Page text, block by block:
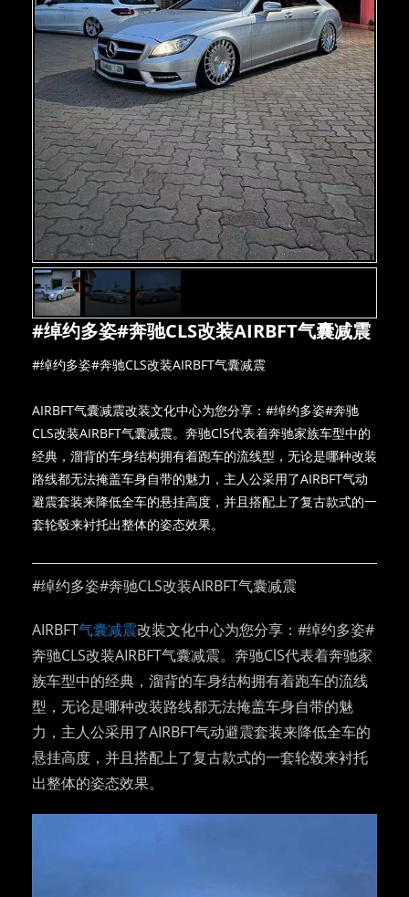
#绰约多姿#奔驰CLS改装AIRBFT气囊减震
#绰约多姿#奔驰CLS改装AIRBFT气囊减震
AIRBFT气囊减震改装文化中心为您分享：#绰约多姿#奔驰
CLS改装AIRBFT气囊减震。奔驰ClS代表着奔驰家族车型中的
经典，溜背的车身结构拥有着跑车的流线型，无论是哪种改装
路线都无法掩盖车身自带的魅力，主人公采用了AIRBFT气动
避震套装来降低全车的悬挂高度，并且搭配上了复古款式的一
套轮毂来衬托出整体的姿态效果。
#绰约多姿#奔驰CLS改装AIRBFT气囊减震
AIRBFT气囊减震改装文化中心为您分享：#绰约多姿#
奔驰CLS改装AIRBFT气囊减震。奔驰ClS代表着奔驰家
族车型中的经典，溜背的车身结构拥有着跑车的流线
型，无论是哪种改装路线都无法掩盖车身自带的魅
力，主人公采用了AIRBFT气动避震套装来降低全车的
悬挂高度，并且搭配上了复古款式的一套轮毂来衬托
出整体的姿态效果。